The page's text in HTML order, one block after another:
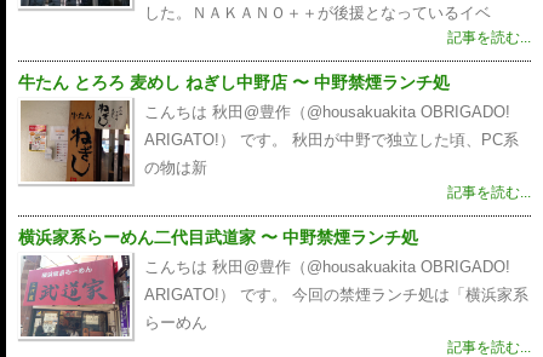
した。ＮＡＫＡＮＯ＋＋が後援となっているイベ
記事を読む...
牛たん とろろ 麦めし ねぎし中野店 〜 中野禁煙ランチ処
こんちは 秋田@豊作（@housakuakita‎ OBRIGADO!
ARIGATO!） です。 秋田が中野で独立した頃、PC系
の物は新
記事を読む...
横浜家系らーめん二代目武道家 〜 中野禁煙ランチ処
こんちは 秋田@豊作（@housakuakita‎ OBRIGADO!
ARIGATO!） です。 今回の禁煙ランチ処は「横浜家系
らーめん
記事を読む...